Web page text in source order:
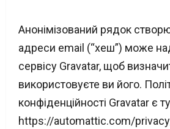
Анонімізований рядок
адреси email (“хеш”) може
сервісу Gravatar, щоб
використовуєте ви його.
конфіденційності Gravatar є
https://automattic.com/